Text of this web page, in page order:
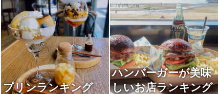
プリンランキング
ハンバーガーが美味
しいお店ランキング